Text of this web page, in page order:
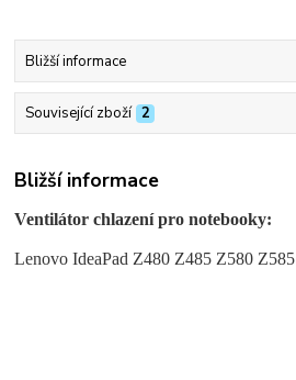
Bližší informace
Související zboží 2
Bližší informace
Ventilátor chlazení pro notebooky:
Lenovo IdeaPad Z480 Z485 Z580 Z585